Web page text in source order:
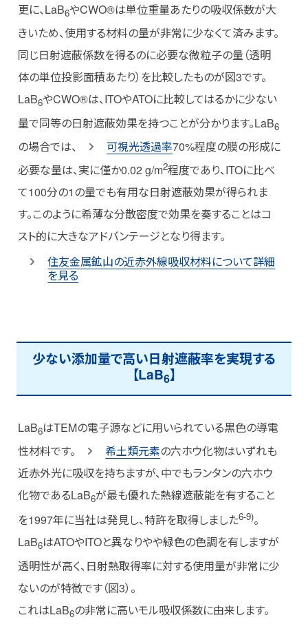
更に、LaB6やCWO®は単位重量あたりの吸収係数が大
きいため、使用する材料の量が非常に少なくて済みます。
同じ日射遮蔽係数を得るのに必要な微粒子の量（透明
体の単位投影面積あたり）を比較したものが図3です。
LaB6やCWO®は、ITOやATOに比較してはるかに少ない
量で同等の日射遮蔽効果を持つことが分かります。LaB6
の場合では、 可視光透過率70%程度の膜の形成に
必要な量は、実に僅か0.02 g/m2程度であり、ITOに比べ
て100分の1の量でも有用な日射遮蔽効果が得られま
す。このように希薄な分散密度で効果を奏することはコ
スト的に大きなアドバンテージとなり得ます。
住友金属鉱山の近赤外線吸収材料について詳細
を見る
少ない添加量で高い日射遮蔽率を実現する
【LaB6】
LaB6はTEMの電子源などに用いられている黒色の導電
性材料です。
希土類元素の六ホウ化物はいずれも
近赤外光に吸収を持ちますが、中でもランタンの六ホウ
化物であるLaB6が最も優れた熱線遮蔽能を有すること
を1997年に当社は発見し、特許を取得しました6-9)。
LaB6はATOやITOと異なりやや緑色の色調を有しますが
透明性が高く、日射熱取得率に対する使用量が非常に少
ないのが特徴です（図3）。
これはLaB6の非常に高いモル吸収係数に由来します。